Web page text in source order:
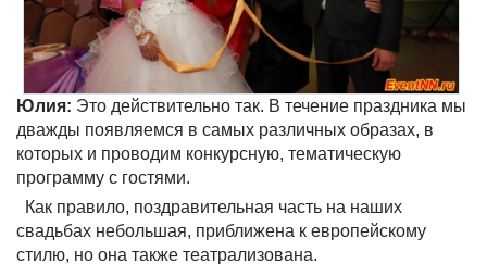
Юлия: Это действительно так. В течение праздника мы
дважды появляемся в самых различных образах, в
которых и проводим конкурсную, тематическую
программу с гостями.
Как правило, поздравительная часть на наших
свадьбах небольшая, приближена к европейскому
стилю, но она также театрализована.